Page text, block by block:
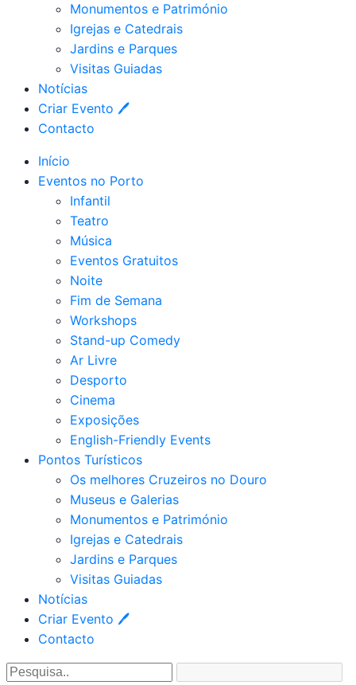
Monumentos e Património
Igrejas e Catedrais
Jardins e Parques
Visitas Guiadas
Notícias
Criar Evento 🖊
Contacto
Início
Eventos no Porto
Infantil
Teatro
Música
Eventos Gratuitos
Noite
Fim de Semana
Workshops
Stand-up Comedy
Ar Livre
Desporto
Cinema
Exposições
English-Friendly Events
Pontos Turísticos
Os melhores Cruzeiros no Douro​
Museus e Galerias
Monumentos e Património
Igrejas e Catedrais
Jardins e Parques
Visitas Guiadas
Notícias
Criar Evento 🖊
Contacto